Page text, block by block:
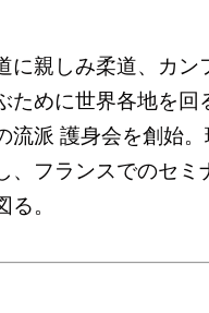
に親しみ柔道、カン
ために世界各地を回
流派 護身会を創始
、フランスでのセミ
。